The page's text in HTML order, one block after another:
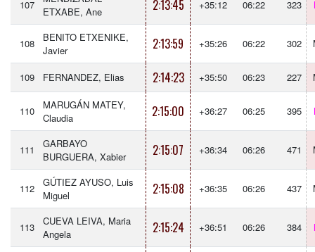
107
ETXABE, Ane
2:13:45 +35:12 06:22 323
108
BENITO ETXENIKE,
Javier
2:13:59 +35:26 06:22 302
109 FERNANDEZ, Elias 2:14:23 +35:50 06:23 227
110
MARUGÁN MATEY,
Claudia
2:15:00 +36:27 06:25 395
111
GARBAYO
BURGUERA, Xabier
2:15:07 +36:34 06:26 471
112
GÚTIEZ AYUSO, Luis
Miguel
2:15:08 +36:35 06:26 437
113
CUEVA LEIVA, Maria
Angela
2:15:24 +36:51 06:26 384